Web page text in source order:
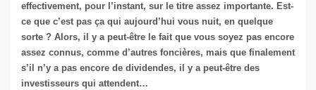
effectivement, pour l’instant, sur le titre assez importante. Est-
ce que c’est pas ça qui aujourd’hui vous nuit, en quelque
sorte ? Alors, il y a peut-être le fait que vous soyez pas encore
assez connus, comme d’autres foncières, mais que finalement
s’il n’y a pas encore de dividendes, il y a peut-être des
investisseurs qui attendent…